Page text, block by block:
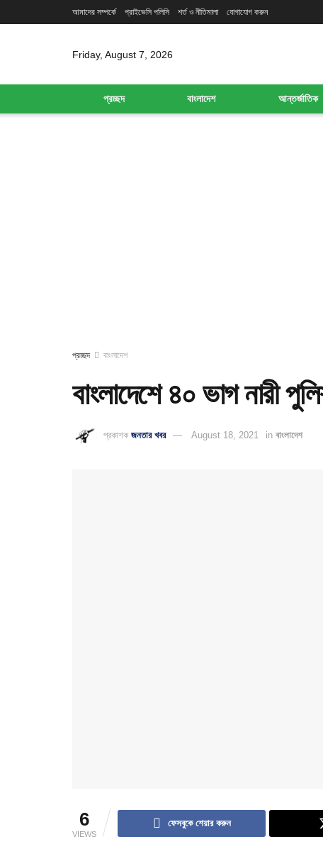
আমাদের সম্পর্কে প্রাইভেসি পলিসি শর্ত ও নীতিমালা যোগাযোগ করুন
Friday, August 7, 2026
প্রচ্ছদ বাংলাদেশ আন্তর্জাতিক
প্রচ্ছদ বাংলাদেশ
বাংলাদেশে ৪০ ভাগ নারী
প্রকাশক জনতার খবর August 18, 2021 in বাংলাদেশ
6
VIEWS
ফেসবুকে শেয়ার করুন